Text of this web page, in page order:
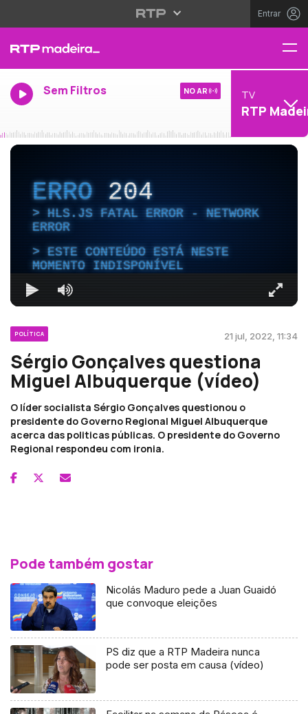
Entrar
Sem Filtros NO AR TV
RTP
ERRO204
HLS.JS FATAL ERROR - NETWORK
ERROR
ESTE CONTEÚDO ESTÁ NESTE
MOMENTO INDISPONÍVEL
POLÍTICA 21 jul, 2022, 11:34
Sérgio Gonçalves questiona
Miguel Albuquerque (vídeo)
O líder socialista Sérgio Gonçalves questionou o
presidente do Governo Regional Miguel Albuquerque
acerca das politicas públicas. O presidente do Governo
Regional respondeu com ironia.
Pode também gostar
Nicolás Maduro pede a Juan Guaidó
que convoque eleições
PS diz que a RTP Madeira nunca
pode ser posta em causa (vídeo)